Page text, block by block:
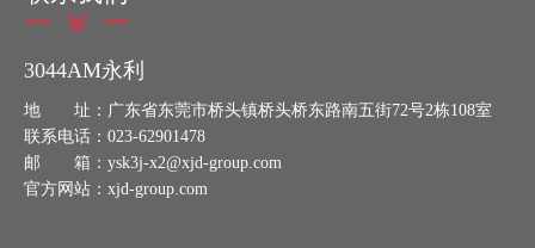
3044AM永利
地 址：广东省东莞市桥头镇桥头桥东路南五街72号2栋108室
联系电话：023-62901478
邮 箱：ysk3j-x2@xjd-group.com
官方网站：xjd-group.com